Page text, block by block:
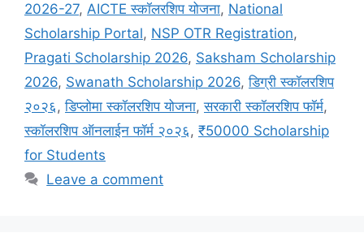
2026-27, AICTE स्कॉलरशिप योजना, National
Scholarship Portal, NSP OTR Registration,
Pragati Scholarship 2026, Saksham Scholarship
2026, Swanath Scholarship 2026,डिग्री स्कॉलरशिप
२०२६,डिप्लोमा स्कॉलरशिप योजना,सरकारी स्कॉलरशिप फॉर्म,
स्कॉलरशिप ऑनलाईन फॉर्म २०२६, ₹50000 Scholarship
for Students
Leave a comment